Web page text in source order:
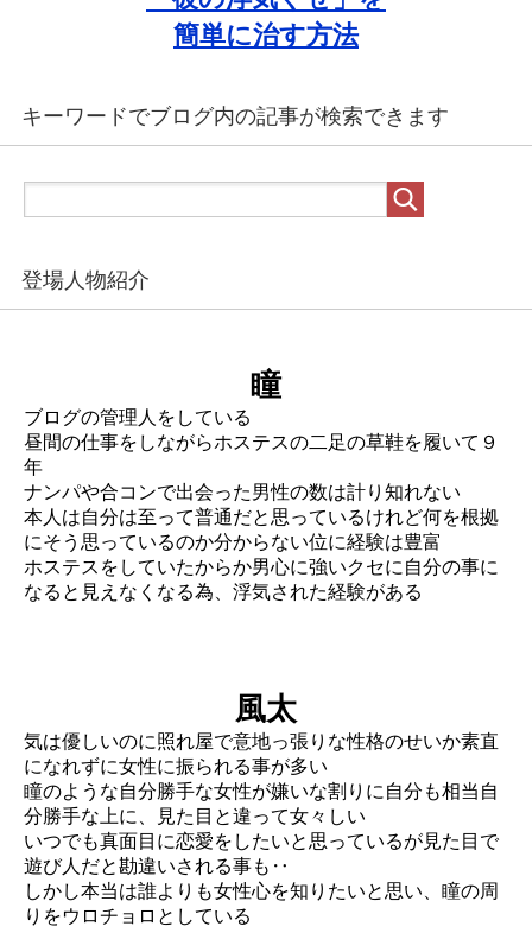
簡単に治す方法
キーワードでブログ内の記事が検索できます
登場人物紹介
瞳
ブログの管理人をしている
昼間の仕事をしながらホステスの二足の草鞋を履いて９
年
ナンパや合コンで出会った男性の数は計り知れない
本人は自分は至って普通だと思っているけれど何を根拠
にそう思っているのか分からない位に経験は豊富
ホステスをしていたからか男心に強いクセに自分の事に
なると見えなくなる為、浮気された経験がある
風太
気は優しいのに照れ屋で意地っ張りな性格のせいか素直
になれずに女性に振られる事が多い
瞳のような自分勝手な女性が嫌いな割りに自分も相当自
分勝手な上に、見た目と違って女々しい
いつでも真面目に恋愛をしたいと思っているが見た目で
遊び人だと勘違いされる事も‥
しかし本当は誰よりも女性心を知りたいと思い、瞳の周
りをウロチョロとしている